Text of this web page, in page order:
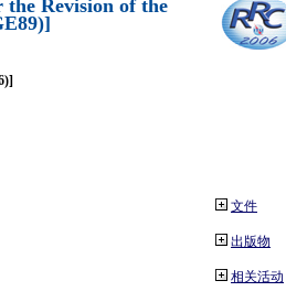
Revision of the
文件
出版物
相关活动